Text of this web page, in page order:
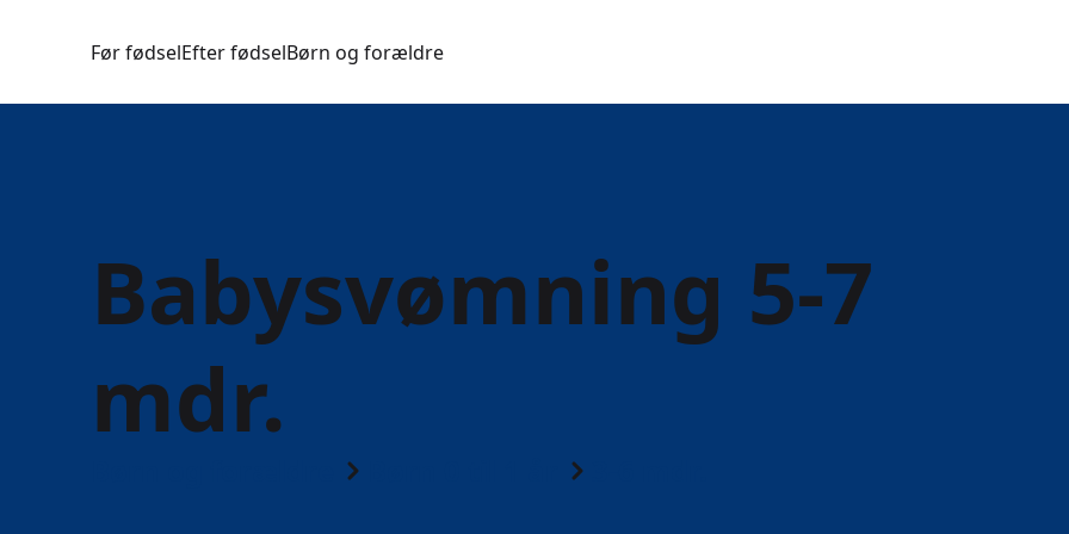
Før fødselEfter fødselBørn og forældre
Babysvømning 5-7
mdr.